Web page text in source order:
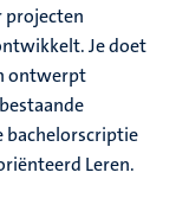
projecten
Je doet
ontwerpt
bachelorscriptie
Leren.